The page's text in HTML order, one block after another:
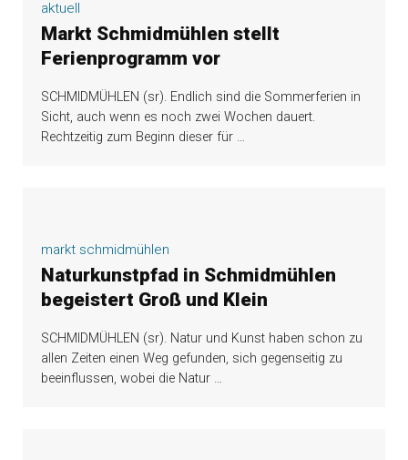
aktuell
Markt Schmidmühlen stellt
Ferienprogramm vor
SCHMIDMÜHLEN (sr). Endlich sind die Sommerferien in
Sicht, auch wenn es noch zwei Wochen dauert.
Rechtzeitig zum Beginn dieser für …
markt schmidmühlen
Naturkunstpfad in Schmidmühlen
begeistert Groß und Klein
SCHMIDMÜHLEN (sr). Natur und Kunst haben schon zu
allen Zeiten einen Weg gefunden, sich gegenseitig zu
beeinflussen, wobei die Natur …